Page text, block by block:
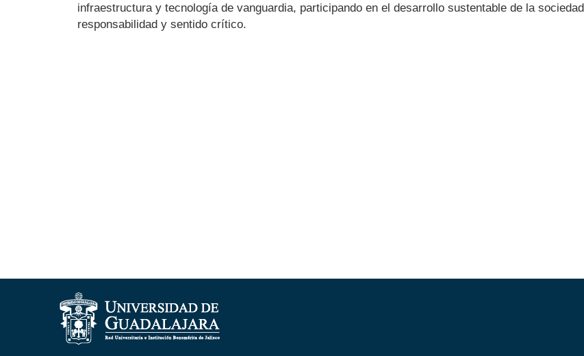
infraestructura y tecnología de vanguardia, participando en el desarrollo sustentable de la
responsabilidad y sentido crítico.